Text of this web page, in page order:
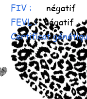
FIV :
négatif
FEVL : négatif
Certificat